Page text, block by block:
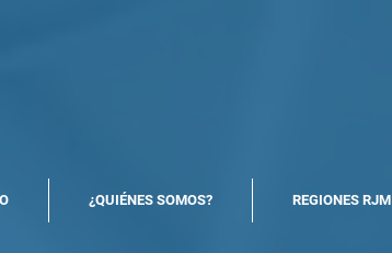
Infogram
¿QUIÉNES SOMOS? REGIONES RJM